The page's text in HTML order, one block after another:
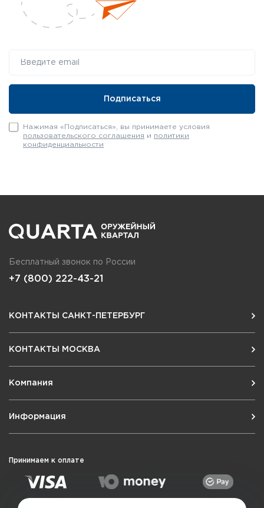
Нажимая «Подписаться», вы принимаете условия
пользовательского соглашения и политики
конфиденциальности
Бесплатный звонок по России
+7 (800) 222-43-21
КОНТАКТЫ САНКТ-ПЕТЕРБУРГ
КОНТАКТЫ МОСКВА
Компания
Информация
Принимаем к оплате